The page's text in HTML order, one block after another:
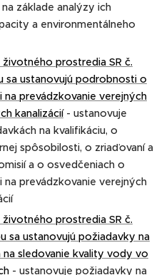
základe analýzy ich
a environmentálneho
prostredia SR č.
sa ustanovujú podrobnosti o
prevádzkovanie verejných
kanalizácií- ustanovuje
na kvalifikáciu, o
spôsobilosti, o zriaďovaní a
a o osvedčeniach o
prevádzkovanie verejných
prostredia SR č.
sa ustanovujú požiadavky na
sledovanie kvality vody vo
- ustanovuje požiadavky na